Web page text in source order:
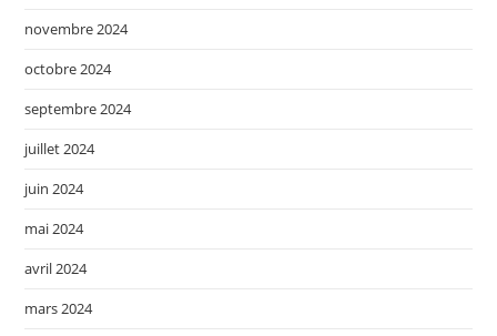
novembre 2024
octobre 2024
septembre 2024
juillet 2024
juin 2024
mai 2024
avril 2024
mars 2024